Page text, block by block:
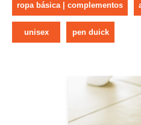
ropa básica | complementos
unisex pen duick